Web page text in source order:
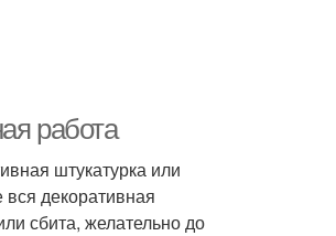
работа
штукатурка или
декоративная
сбита, желательно до